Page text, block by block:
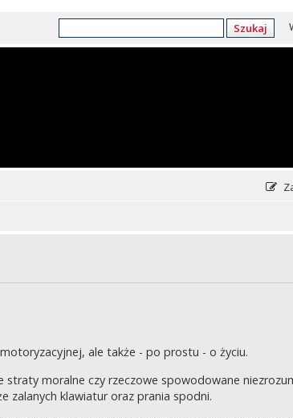
Szukaj
ale także - po prostu - o życiu.
moralne czy rzeczowe spowodowane
zalanych klawiatur oraz prania spodni.